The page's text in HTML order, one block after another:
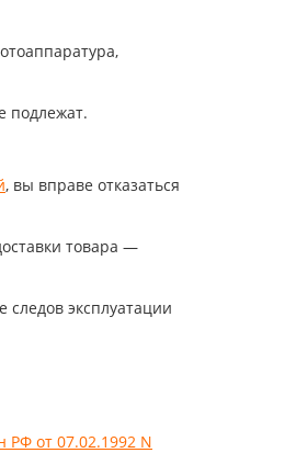
подлежат.
, вы вправе отказаться
товара —
эксплуатации
РФ от 07.02.1992 N